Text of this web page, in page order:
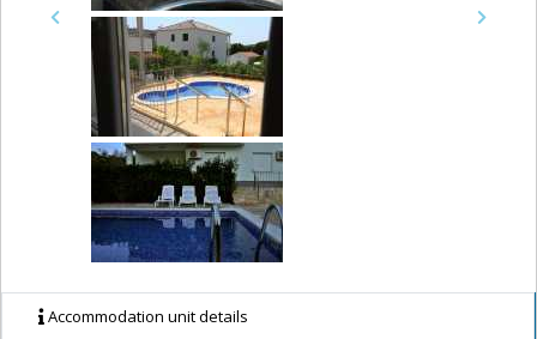
Previous Next
Accommodation unit details